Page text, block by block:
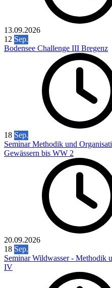
13.09.2026
12 Sep.
Bodensee Challenge III Bregenz
18 Sep.
Seminar Methodik und
Gewässern bis WW 2
20.09.2026
18 Sep.
Seminar Wildwasser -
IV